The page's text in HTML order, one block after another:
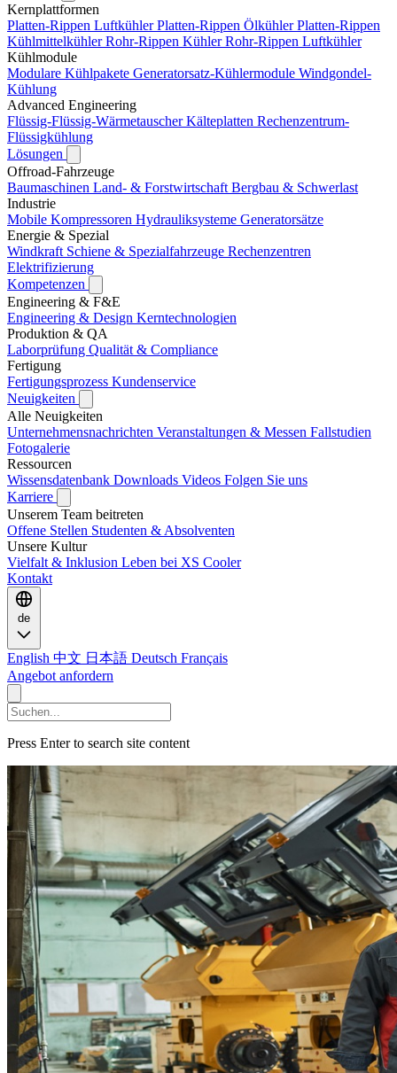
Kernplattformen
Platten-Rippen LuftkühlerPlatten-Rippen ÖlkühlerPlatten-Rippen
KühlmittelkühlerRohr-Rippen KühlerRohr-Rippen Luftkühler
Kühlmodule
Modulare Kühlpakete Generatorsatz-Kühlermodule Windgondel-
Kühlung
Advanced Engineering
Flüssig-Flüssig-WärmetauscherKälteplatten Rechenzentrum-
Flüssigkühlung
Lösungen
Offroad-Fahrzeuge
Baumaschinen Land- & Forstwirtschaft Bergbau & Schwerlast
Industrie
Mobile Kompressoren Hydrauliksysteme Generatorsätze
Energie & Spezial
Windkraft Schiene & Spezialfahrzeuge Rechenzentren
Elektrifizierung
Kompetenzen
Engineering & F&E
Engineering & Design Kerntechnologien
Produktion & QA
Laborprüfung Qualität & Compliance
Fertigung
Fertigungsprozess Kundenservice
Neuigkeiten
Alle Neuigkeiten
Unternehmensnachrichten Veranstaltungen & Messen Fallstudien
Fotogalerie
Ressourcen
Wissensdatenbank Downloads Videos Folgen Sie uns
Karriere
Unserem Team beitreten
Offene Stellen Studenten & Absolventen
Unsere Kultur
Vielfalt & Inklusion Leben bei XS Cooler
Kontakt
de
English 中文 日本語 Deutsch Français
Angebot anfordern
Press Enter to search site content